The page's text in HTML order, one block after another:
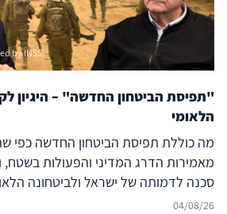
by INSS)
"תפיסת הביטחון החדשה" – היגיון
הלאומי
מה כוללת תפיסת הביטחון החדשה כפי
מאמירות הדרג המדיני והפעולות בשטח,
סכנה לדמותה של ישראל ולביטחונה
04/08/26